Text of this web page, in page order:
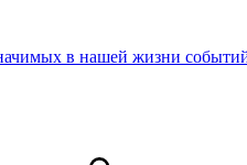
в нашей жизни